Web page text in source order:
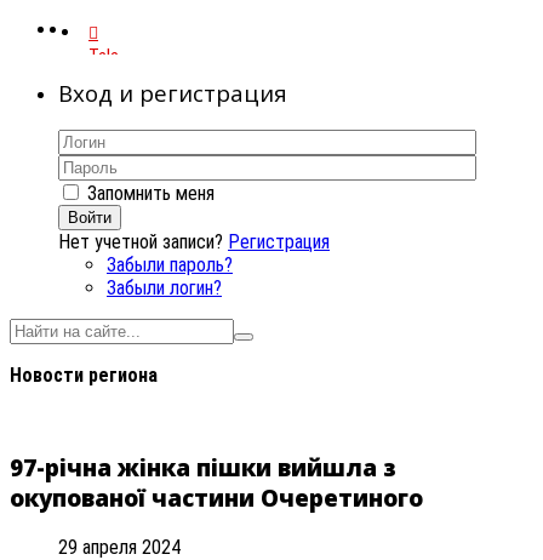
Telegram
Вход и регистрация
Запомнить меня
Войти
Нет учетной записи? Регистрация
Забыли пароль?
Забыли логин?
Новости региона
97-річна жінка пішки вийшла з
окупованої частини Очеретиного
29 апреля 2024